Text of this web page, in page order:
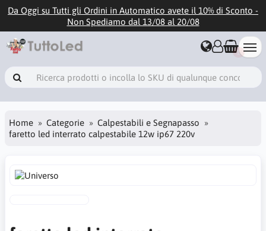
Da Oggi su Tutti gli Ordini in Automatico avete il 10% di Sconto -
Non Spediamo dal 13/08 al 20/08
1
Home Categorie
Calpestabili e Segnapasso
faretto led interrato calpestabile 12w ip67 220v